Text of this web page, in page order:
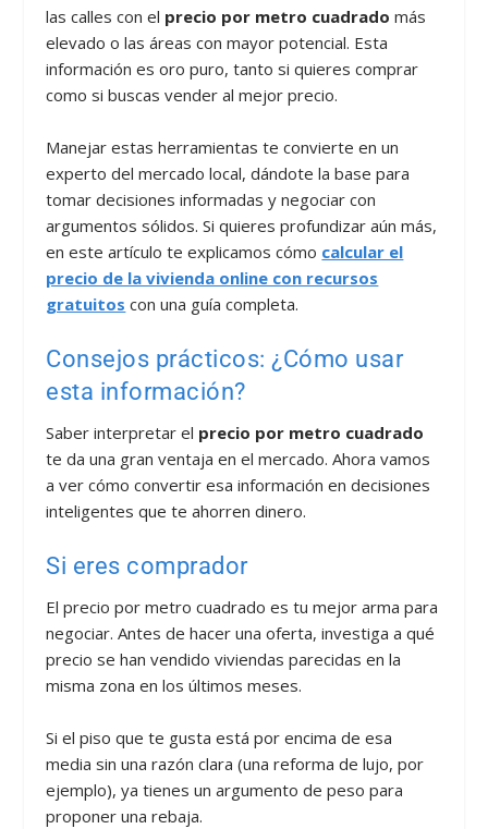
las calles con el precio por metro cuadrado más
elevado o las áreas con mayor potencial. Esta
información es oro puro, tanto si quieres comprar
como si buscas vender al mejor precio.
Manejar estas herramientas te convierte en un
experto del mercado local, dándote la base para
tomar decisiones informadas y negociar con
argumentos sólidos. Si quieres profundizar aún más,
en este artículo te explicamos cómo calcular el
precio de la vivienda online con recursos
gratuitos con una guía completa.
Consejos prácticos: ¿Cómo usar
esta información?
Saber interpretar el precio por metro cuadrado
te da una gran ventaja en el mercado. Ahora vamos
a ver cómo convertir esa información en decisiones
inteligentes que te ahorren dinero.
Si eres comprador
El precio por metro cuadrado es tu mejor arma para
negociar. Antes de hacer una oferta, investiga a qué
precio se han vendido viviendas parecidas en la
misma zona en los últimos meses.
Si el piso que te gusta está por encima de esa
media sin una razón clara (una reforma de lujo, por
ejemplo), ya tienes un argumento de peso para
proponer una rebaja.